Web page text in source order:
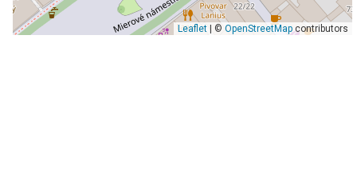
Leaflet| © OpenStreetMapcontributors